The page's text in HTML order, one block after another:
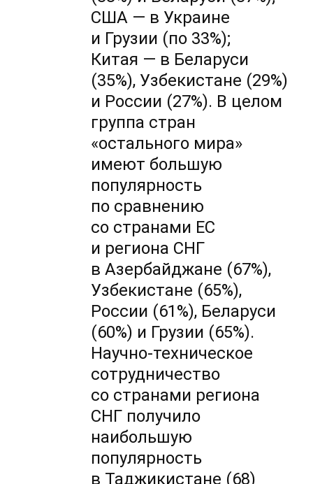
США — в Украине
и Грузии (по 33%);
Китая — в Беларуси
(35%), Узбекистане (29%)
и России (27%). В целом
группа стран
«остального мира»
имеют большую
популярность
по сравнению
со странами ЕС
и региона СНГ
в Азербайджане (67%),
Узбекистане (65%),
России (61%), Беларуси
(60%) и Грузии (65%).
Научно-техническое
сотрудничество
со странами региона
СНГ получило
наибольшую
популярность
в Таджикистане (68)